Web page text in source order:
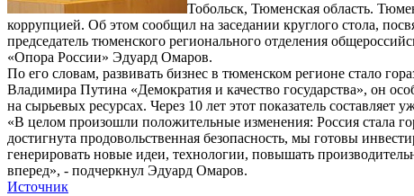
Тобольск, Тюменская область.
коррупцией. Об этом сообщил на заседании круглого стола,
председатель тюменского регионального отделения
«Опора России» Эдуард Омаров.
По его словам, развивать бизнес в тюменском регионе стало
Владимира Путина «Демократия и качество государства», он
на сырьевых ресурсах. Через 10 лет этот показатель составляет
«В целом произошли положительные изменения: Россия стала
достигнута продовольственная безопасность, мы готовы
генерировать новые идеи, технологии, повышать
вперед», - подчеркнул Эдуард Омаров.
Источник